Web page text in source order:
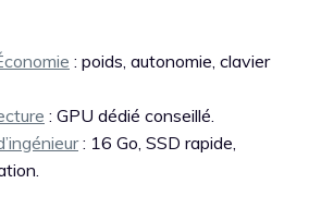
: poids, autonomie, clavier
: GPU dédié conseillé.
: 16 Go, SSD rapide,